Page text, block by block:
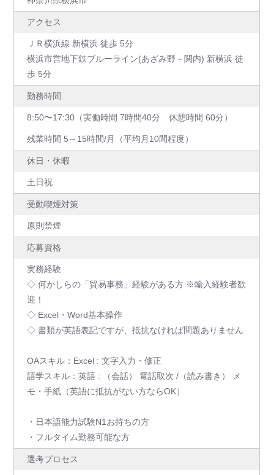
アクセス
ＪＲ横浜線 新横浜 徒歩 5分
横浜市営地下鉄ブルーライン(あざみ野－関内) 新横浜 徒
歩 5分
勤務時間
8:50〜17:30（実働時間 7時間40分 休憩時間 60分）
残業時間 5～15時間/月（平均月10間程度）
休日・休暇
土日祝
受動喫煙対策
原則禁煙
応募資格
実務経験
◇ 何かしらの「貿易事務」経験がある方 ※輸入経験者歓
迎！
◇ Excel・Word基本操作
◇ 書類が英語表記ですが、抵抗なければ問題ありません
OAスキル：Excel : 文字入力・修正
語学スキル：英語 : （会話） 電話取次 /（読み書き） メ
モ・手紙（英語に抵抗がない方ならOK）
・日本語能力試験N1お持ちの方
・フルタイム勤務可能な方
選考プロセス